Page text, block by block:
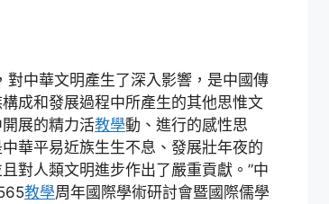
對中華文明產生了深入影響，是中國傳
成和發展過程中所產生的其他思惟文
展的精力活教學動、進行的感性思
華平易近族生生不息、發展壯年夜的
對人類文明進步作出了嚴重貢獻。”中
教學周年國際學術研討會暨國際儒學